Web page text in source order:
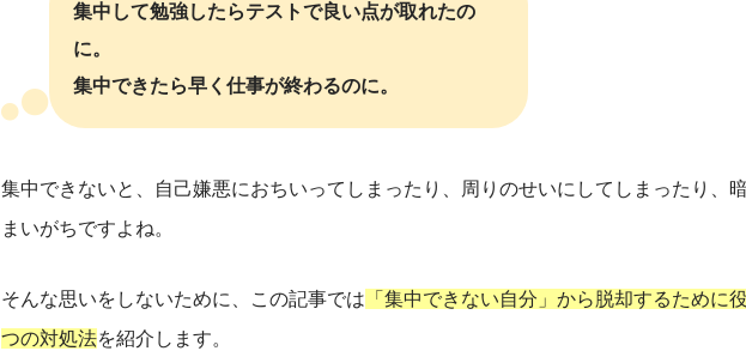
集中して勉強したらテストで良い点が取れたの
に。
集中できたら早く仕事が終わるのに。
集中できないと、自己嫌悪におちいってしまったり、 周りのせいにしてしまったり、
まいがちですよね。
そんな思いをしないために、この記事では 「集中できない自分」から脱却するために
つの対処法を紹介します。